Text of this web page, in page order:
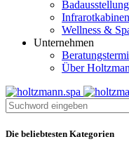
Badausstellung
Infrarotkabinen
Wellness &
Unternehmen
Über
Die beliebtesten Kategorien